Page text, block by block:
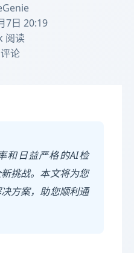
7日 20:19
阅读
论
和日益严格的AI检
挑战。本文将为您
方案，助您顺利通